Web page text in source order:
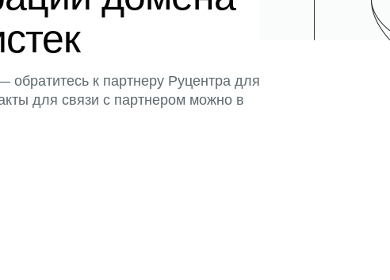
к партнеру Руцентра для
для связи с партнером можно в